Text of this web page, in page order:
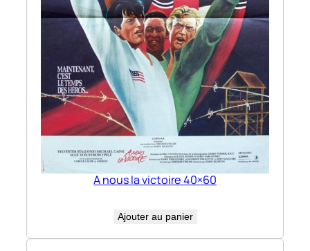
A nous la victoire 40×60
Ajouter au panier